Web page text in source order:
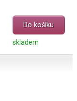
Do košíku
skladem